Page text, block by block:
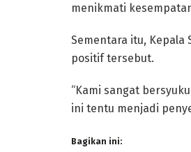
menikmati
Sementara itu, Kepala
positif tersebut.
“Kami sangat
ini tentu menjadi
Bagikan ini: